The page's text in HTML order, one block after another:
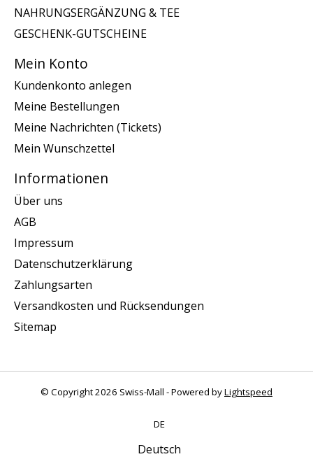
NAHRUNGSERGÄNZUNG & TEE
GESCHENK-GUTSCHEINE
Mein Konto
Kundenkonto anlegen
Meine Bestellungen
Meine Nachrichten (Tickets)
Mein Wunschzettel
Informationen
Über uns
AGB
Impressum
Datenschutzerklärung
Zahlungsarten
Versandkosten und Rücksendungen
Sitemap
© Copyright 2026 Swiss-Mall - Powered byLightspeed
DE
Deutsch